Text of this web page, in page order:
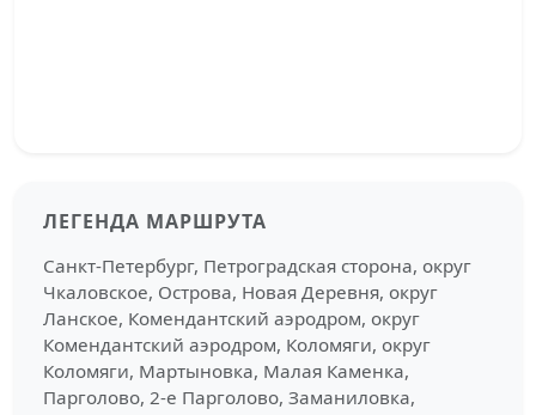
ЛЕГЕНДА МАРШРУТА
Санкт-Петербург, Петроградская сторона, округ
Чкаловское, Острова, Новая Деревня, округ
Ланское, Комендантский аэродром, округ
Комендантский аэродром, Коломяги, округ
Коломяги, Мартыновка, Малая Каменка,
Парголово, 2-е Парголово, Заманиловка,